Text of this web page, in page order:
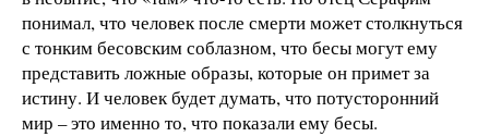
понимал, что человек после смерти может столкнуться
с тонким бесовским соблазном, что бесы могут ему
представить ложные образы, которые он примет за
истину. И человек будет думать, что потусторонний
мир – это именно то, что показали ему бесы.